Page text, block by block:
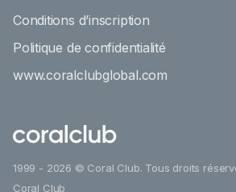
1999 - 2026 © Coral Club. Tous droits
Coral Club
Conditions d’inscription
Politique de confidentialité
www.coralclubglobal.com